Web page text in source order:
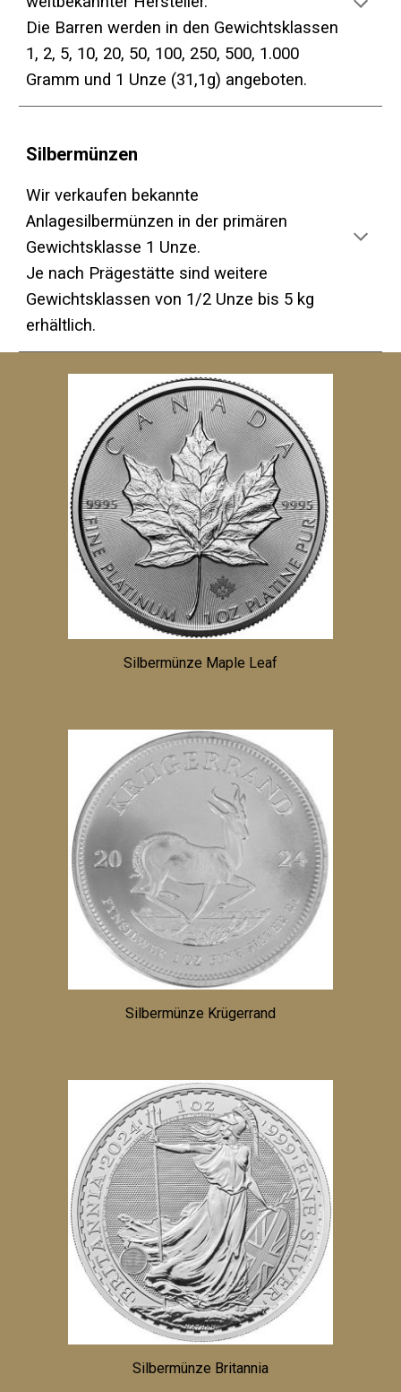
Die Barren werden in den Gewichtsklassen
1, 2, 5, 10, 20, 50, 100, 250, 500, 1.000
Gramm und 1 Unze (31,1g) angeboten.
Silbermünzen
Wir verkaufen bekannte
Anlagesilbermünzen in der primären
Gewichtsklasse 1 Unze.
Je nach Prägestätte sind weitere
Gewichtsklassen von 1/2 Unze bis 5 kg
erhältlich.
Silbermünze Maple Leaf
Silbermünze Krügerrand
Silbermünze Britannia